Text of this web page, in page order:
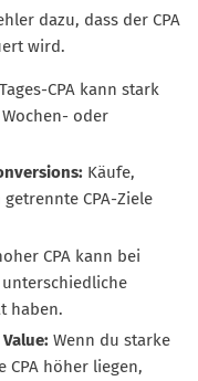
dazu, dass der CPA
wird.
Tages-CPA kann stark
oder
Käufe,
CPA-Ziele
CPA kann bei
haben.
Wenn du starke
höher liegen,